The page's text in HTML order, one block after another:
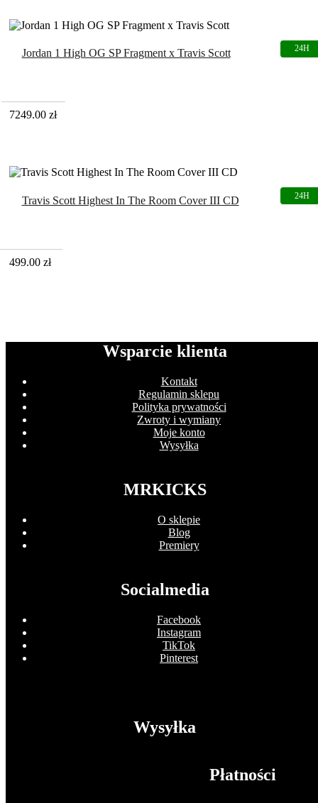
Jordan 1 High OG SP Fragment x Travis Scott
7249.00 zł
Travis Scott Highest In The Room Cover III CD
499.00 zł
Wsparcie klienta
Kontakt
Regulamin sklepu
Polityka prywatności
Zwroty i wymiany
Moje konto
Wysyłka
MRKICKS
O sklepie
Blog
Premiery
Socialmedia
Facebook
Instagram
TikTok
Pinterest
Wysyłka
Płatności